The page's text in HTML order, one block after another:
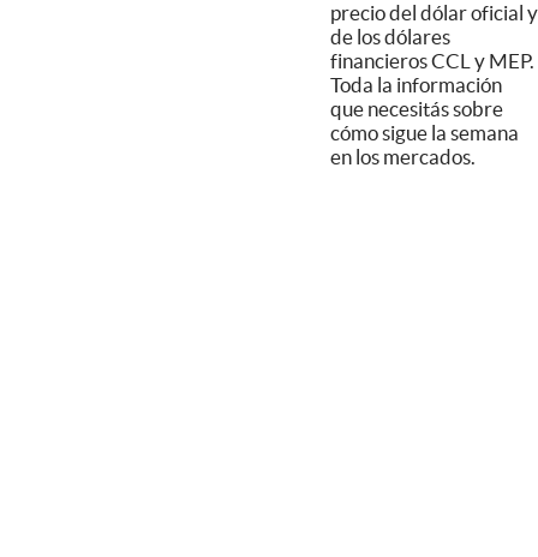
precio del dólar oficial y
de los dólares
financieros CCL y MEP.
Toda la información
que necesitás sobre
cómo sigue la semana
en los mercados.